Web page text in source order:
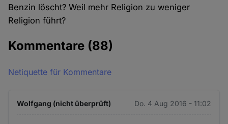
Benzin löscht? Weil mehr Religion zu weniger
Religion führt?
Kommentare (88)
Netiquette für Kommentare
Wolfgang (nicht überprüft) Do. 4 Aug 2016 - 11:02